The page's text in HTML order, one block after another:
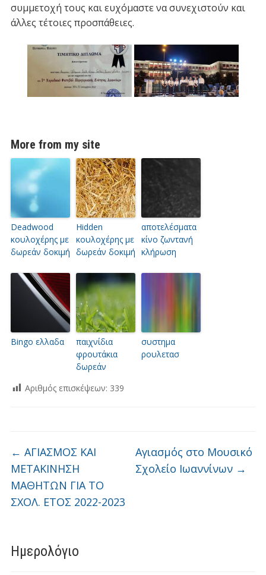
Ημερολόγιο
συμμετοχή τους και ευχόμαστε να συνεχιστούν και
άλλες τέτοιες προσπάθειες.
More from my site
Deadwood
κουλοχέρης με
δωρεάν δοκιμή
Hidden
κουλοχέρης με
δωρεάν δοκιμή
αποτελέσματα
κίνο ζωντανή
κλήρωση
Bingo ελλαδα
παιχνίδια
φρουτάκια
δωρεάν
συστημα
ρουλετασ
Αριθμός επισκέψεων: 339
← ΑΓΙΑΣΜΟΣ ΚΑΙ
ΜΕΤΑΚΙΝΗΣΗ
ΜΑΘΗΤΩΝ ΓΙΑ ΤΟ
ΣΧΟΛ. ΕΤΟΣ 2022-2023
Αγιασμός στο Μουσικό
Σχολείο Ιωαννίνων →